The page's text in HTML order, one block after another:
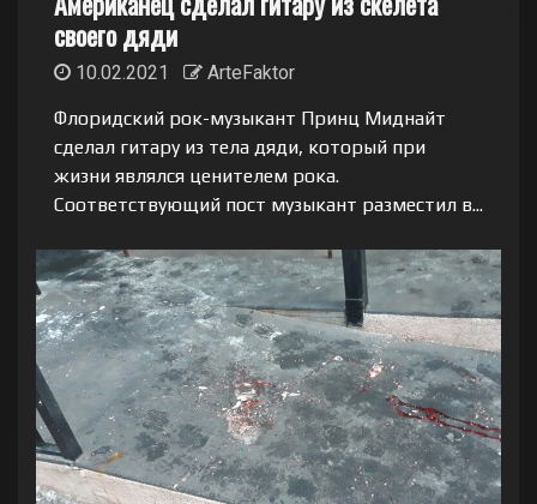
своего дяди
10.02.2021
ArteFaktor
Флоридский рок-музыкант Принц Миднайт
сделал гитару из тела дяди, который при
жизни являлся ценителем рока.
Соответствующий пост музыкант разместил в...